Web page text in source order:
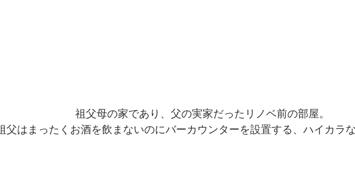
祖父母の家であり、父の実家だったリノベ前の部屋。
父はまったくお酒を飲まないのにバーカウンターを設置する、ハイカラな